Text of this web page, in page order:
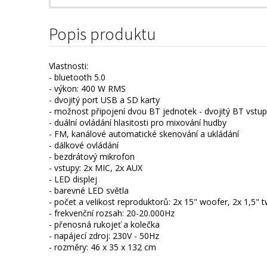
Popis produktu
Vlastnosti:
- bluetooth 5.0
- výkon: 400 W RMS
- dvojitý port USB a SD karty
- možnost připojení dvou BT jednotek - dvojitý BT vstup
- duální ovládání hlasitosti pro mixování hudby
- FM, kanálové automatické skenování a ukládání
- dálkové ovládání
- bezdrátový mikrofon
- vstupy: 2x MIC, 2x AUX
- LED displej
- barevné LED světla
- počet a velikost reproduktorů: 2x 15" woofer, 2x 1,5"
- frekvenční rozsah: 20-20.000Hz
- přenosná rukojeť a kolečka
- napájecí zdroj: 230V - 50Hz
- rozměry: 46 x 35 x 132 cm